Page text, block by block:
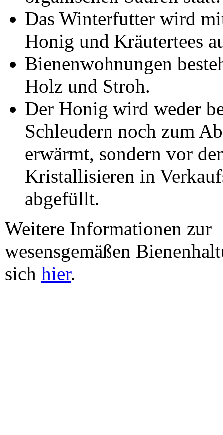
Das Winterfutter wird
Honig und Kräutertees
Bienenwohnungen
Holz und Stroh.
Der Honig wird weder
Schleudern noch zum
erwärmt, sondern vor
Kristallisieren in
abgefüllt.
Weitere Informationen zur
wesensgemäßen
sich hier.